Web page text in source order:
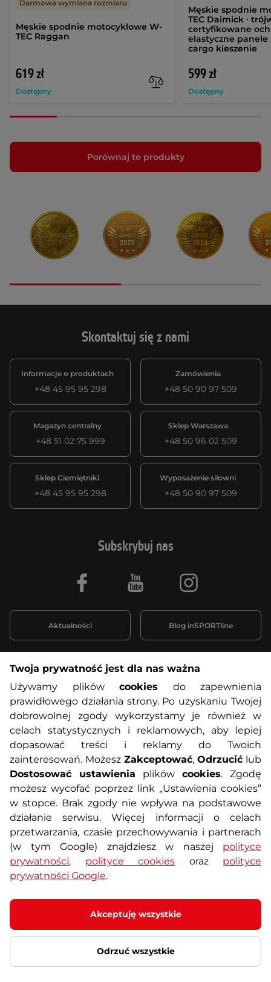
Męskie spodnie motocyklowe W-
TEC Raggan
619 zł
Dostępny
Darmowa wymiana rozmiaru
Męskie spodnie
TEC Daimick ∙
certyfikowane
elastyczne panele
cargo kieszenie
599 zł
Dostępny
Porównaj te produkty
Skontaktuj się z nami
Informacje o produktach
+48 45 95 95 298
Zamówienia
+48 50 90 97 509
Magazyn centralny
+48 51 02 75 999
Sklep Warszawa
+48 50 96 02 509
Sklep Ciemiętniki
+48 45 95 95 298
Wyposażenie siłowni
+48 50 90 97 509
Informacje o zakupach
O nas Regulamin sklepu
Polityka prywatności Koszty przesyłek
Metody płatności Program lojalnościowy
Usługi dodatkowe Reklamacje i serwis
Formularz kontaktowy Wyposażenie siłowni
Subskrybuj nas
Aktualności Blog inSPORTline
Facebook Youtube Instagram
Twoja prywatność jest dla nas ważna
Używamy plików cookies do zapewnienia
prawidłowego działania strony. Po uzyskaniu Twojej
dobrowolnej zgody wykorzystamy je również w
celach statystycznych i reklamowych, aby lepiej
dopasować treści i reklamy do Twoich
zainteresowań. Możesz Zakceptować, Odrzucić lub
Dostosować ustawienia plików cookies. Zgodę
możesz wycofać poprzez link „Ustawienia cookies”
w stopce. Brak zgody nie wpływa na podstawowe
działanie serwisu. Więcej informacji o celach
przetwarzania, czasie przechowywania i partnerach
(w tym Google) znajdziesz w naszej polityce
prywatności, polityce cookies oraz polityce
prywatności Google.
Akceptuję wszystkie
Odrzuć wszystkie